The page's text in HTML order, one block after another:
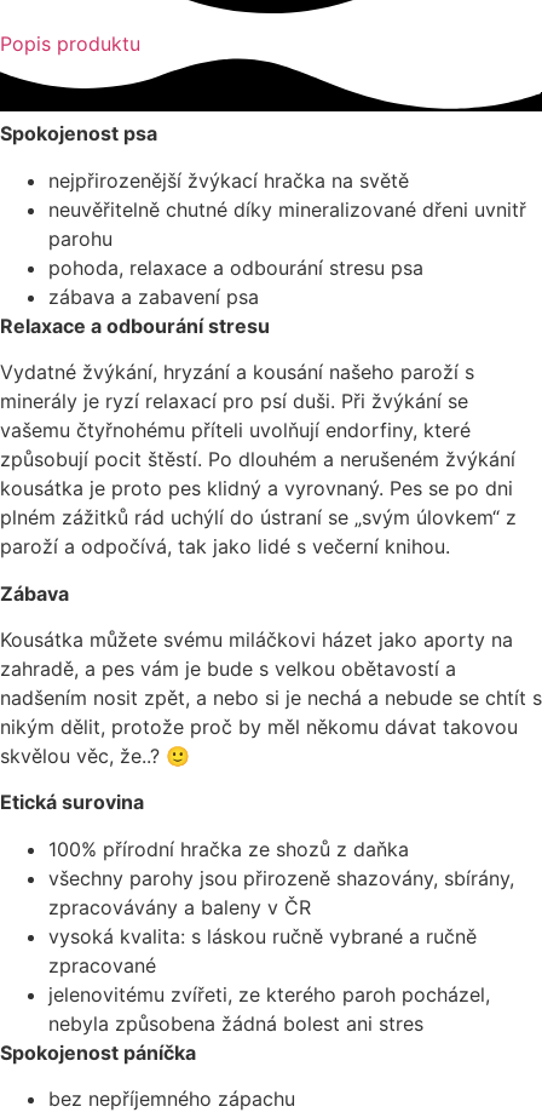
Popis produktu
Spokojenost psa
nejpřirozenější žvýkací hračka na světě
neuvěřitelně chutné díky mineralizované dřeni uvnitř
parohu
pohoda, relaxace a odbourání stresu psa
zábava a zabavení psa
Relaxace a odbourání stresu
Vydatné žvýkání, hryzání a kousání našeho paroží s
minerály je ryzí relaxací pro psí duši. Při žvýkání se
vašemu čtyřnohému příteli uvolňují endorfiny, které
způsobují pocit štěstí. Po dlouhém a nerušeném žvýkání
kousátka je proto pes klidný a vyrovnaný. Pes se po dni
plném zážitků rád uchýlí do ústraní se „svým úlovkem“ z
paroží a odpočívá, tak jako lidé s večerní knihou.
Zábava
Kousátka můžete svému miláčkovi házet jako aporty na
zahradě, a pes vám je bude s velkou obětavostí a
nadšením nosit zpět, a nebo si je nechá a nebude se chtít s
nikým dělit, protože proč by měl někomu dávat takovou
skvělou věc, že..? 🙂
Etická surovina
100% přírodní hračka ze shozů z daňka
všechny parohy jsou přirozeně shazovány, sbírány,
zpracovávány a baleny v ČR
vysoká kvalita: s láskou ručně vybrané a ručně
zpracované
jelenovitému zvířeti, ze kterého paroh pocházel,
nebyla způsobena žádná bolest ani stres
Spokojenost páníčka
bez nepříjemného zápachu